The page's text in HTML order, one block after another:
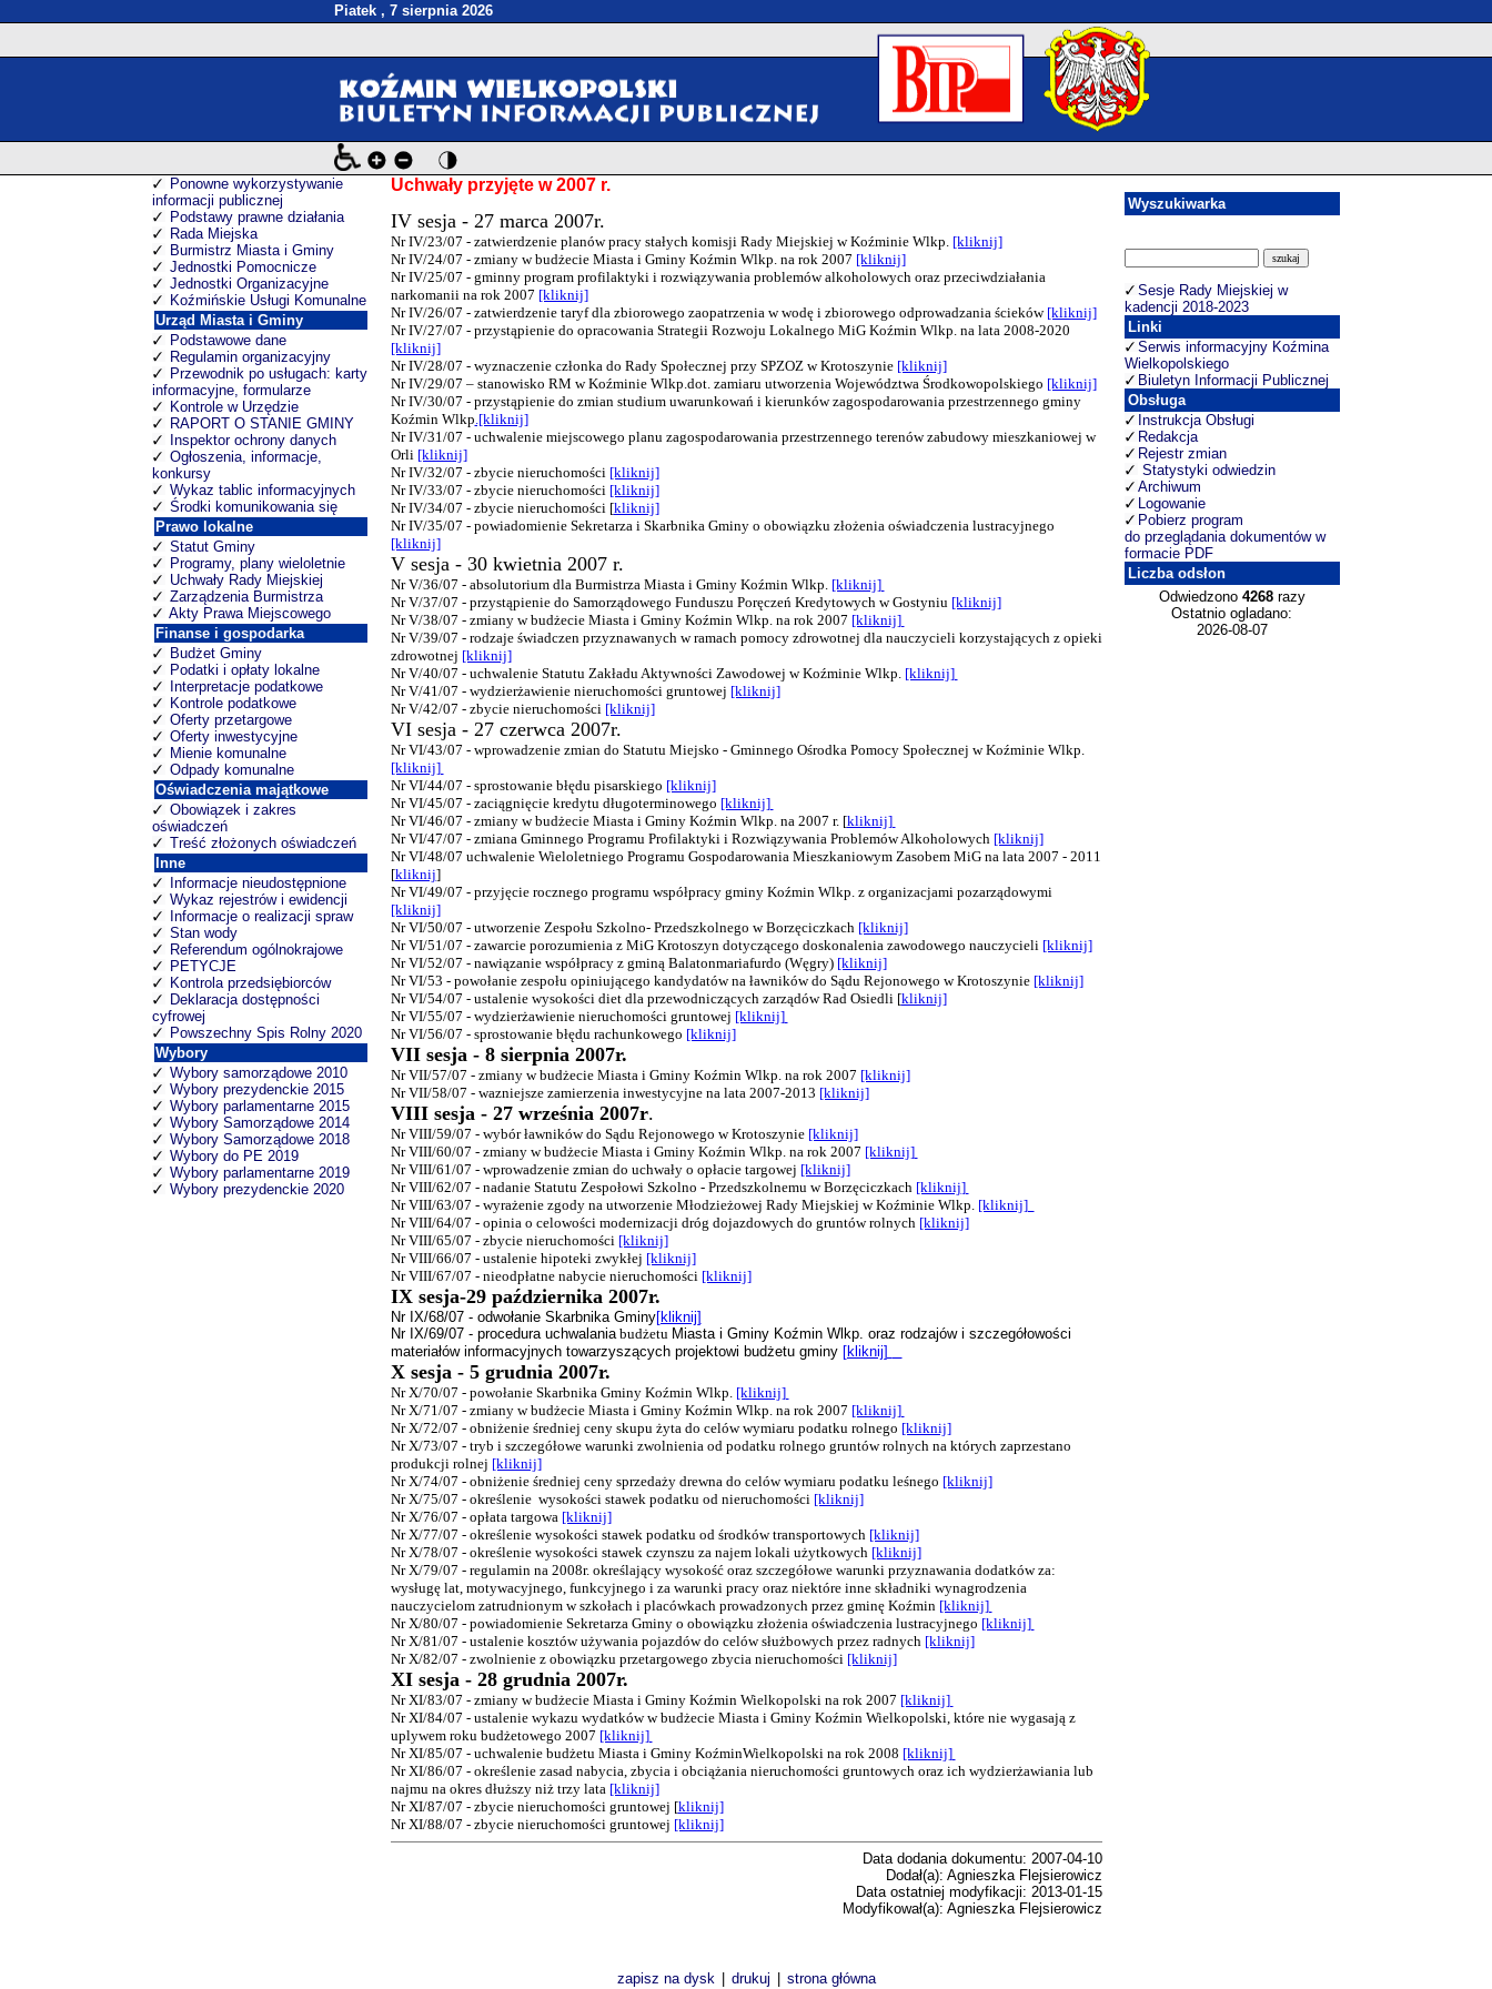
Piatek , 7 sierpnia 2026
Ponowne wykorzystywanie
informacji publicznej
Podstawy prawne działania
Rada Miejska
Burmistrz Miasta i Gminy
Jednostki Pomocnicze
Jednostki Organizacyjne
Koźmińskie Usługi Komunalne
Urząd Miasta i Gminy
Podstawowe dane
Regulamin organizacyjny
Przewodnik po usługach: karty
informacyjne, formularze
Kontrole w Urzędzie
RAPORT O STANIE GMINY
Inspektor ochrony danych
Ogłoszenia, informacje,
konkursy
Wykaz tablic informacyjnych
Środki komunikowania się
Prawo lokalne
Statut Gminy
Programy, plany wieloletnie
Uchwały Rady Miejskiej
Zarządzenia Burmistrza
Akty Prawa Miejscowego
Finanse i gospodarka
Budżet Gminy
Podatki i opłaty lokalne
Interpretacje podatkowe
Kontrole podatkowe
Oferty przetargowe
Oferty inwestycyjne
Mienie komunalne
Odpady komunalne
Oświadczenia majątkowe
Obowiązek i zakres
oświadczeń
Treść złożonych oświadczeń
Inne
Informacje nieudostępnione
Wykaz rejestrów i ewidencji
Informacje o realizacji spraw
Stan wody
Referendum ogólnokrajowe
PETYCJE
Kontrola przedsiębiorców
Deklaracja dostępności
cyfrowej
Powszechny Spis Rolny 2020
Wybory
Wybory samorządowe 2010
Wybory prezydenckie 2015
Wybory parlamentarne 2015
Wybory Samorządowe 2014
Wybory Samorządowe 2018
Wybory do PE 2019
Wybory parlamentarne 2019
Wybory prezydenckie 2020
Uchwały przyjęte w 2007 r.
IV sesja - 27 marca 2007r.
Nr IV/23/07 - zatwierdzenie planów pracy stałych komisji Rady Miejskiej w Koźminie Wlkp. [kliknij]
Nr IV/24/07 - zmiany w budżecie Miasta i Gminy Koźmin Wlkp. na rok 2007 [kliknij]
Nr IV/25/07 - gminny program profilaktyki i rozwiązywania problemów alkoholowych oraz przeciwdziałania
narkomanii na rok 2007 [kliknij]
Nr IV/26/07 - zatwierdzenie taryf dla zbiorowego zaopatrzenia w wodę i zbiorowego odprowadzania ścieków [kliknij]
Nr IV/27/07 - przystąpienie do opracowania Strategii Rozwoju Lokalnego MiG Koźmin Wlkp. na lata 2008-2020
[kliknij]
Nr IV/28/07 - wyznaczenie członka do Rady Społecznej przy SPZOZ w Krotoszynie [kliknij]
Nr IV/29/07 – stanowisko RM w Koźminie Wlkp.dot. zamiaru utworzenia Województwa Środkowopolskiego [kliknij]
Nr IV/30/07 - przystąpienie do zmian studium uwarunkowań i kierunków zagospodarowania przestrzennego gminy
Koźmin Wlkp.[kliknij]
Nr IV/31/07 - uchwalenie miejscowego planu zagospodarowania przestrzennego terenów zabudowy mieszkaniowej w
Orli [kliknij]
Nr IV/32/07 - zbycie nieruchomości [kliknij]
Nr IV/33/07 - zbycie nieruchomości [kliknij]
Nr IV/34/07 - zbycie nieruchomości [kliknij]
Nr IV/35/07 - powiadomienie Sekretarza i Skarbnika Gminy o obowiązku złożenia oświadczenia lustracyjnego
[kliknij]
V sesja - 30 kwietnia 2007 r.
Nr V/36/07 - absolutorium dla Burmistrza Miasta i Gminy Koźmin Wlkp. [kliknij]
Nr V/37/07 - przystąpienie do Samorządowego Funduszu Poręczeń Kredytowych w Gostyniu [kliknij]
Nr V/38/07 - zmiany w budżecie Miasta i Gminy Koźmin Wlkp. na rok 2007 [kliknij]
Nr V/39/07 - rodzaje świadczen przyznawanych w ramach pomocy zdrowotnej dla nauczycieli korzystających z opieki
zdrowotnej [kliknij]
Nr V/40/07 - uchwalenie Statutu Zakładu Aktywności Zawodowej w Koźminie Wlkp. [kliknij]
Nr V/41/07 - wydzierżawienie nieruchomości gruntowej [kliknij]
Nr V/42/07 - zbycie nieruchomości [kliknij]
VI sesja - 27 czerwca 2007r.
Nr VI/43/07 - wprowadzenie zmian do Statutu Miejsko - Gminnego Ośrodka Pomocy Społecznej w Koźminie Wlkp.
[kliknij]
Nr VI/44/07 - sprostowanie błędu pisarskiego [kliknij]
Nr VI/45/07 - zaciągnięcie kredytu długoterminowego [kliknij]
Nr VI/46/07 - zmiany w budżecie Miasta i Gminy Koźmin Wlkp. na 2007 r. [kliknij]
Nr VI/47/07 - zmiana Gminnego Programu Profilaktyki i Rozwiązywania Problemów Alkoholowych [kliknij]
Nr VI/48/07 uchwalenie Wieloletniego Programu Gospodarowania Mieszkaniowym Zasobem MiG na lata 2007 - 2011
[kliknij]
Nr VI/49/07 - przyjęcie rocznego programu współpracy gminy Koźmin Wlkp. z organizacjami pozarządowymi
[kliknij]
Nr VI/50/07 - utworzenie Zespołu Szkolno- Przedszkolnego w Borzęciczkach [kliknij]
Nr VI/51/07 - zawarcie porozumienia z MiG Krotoszyn dotyczącego doskonalenia zawodowego nauczycieli [kliknij]
Nr VI/52/07 - nawiązanie współpracy z gminą Balatonmariafurdo (Węgry) [kliknij]
Nr VI/53 - powołanie zespołu opiniującego kandydatów na ławników do Sądu Rejonowego w Krotoszynie [kliknij]
Nr VI/54/07 - ustalenie wysokości diet dla przewodniczących zarządów Rad Osiedli [kliknij]
Nr VI/55/07 - wydzierżawienie nieruchomości gruntowej [kliknij]
Nr VI/56/07 - sprostowanie błędu rachunkowego [kliknij]
VII sesja - 8 sierpnia 2007r.
Nr VII/57/07 - zmiany w budżecie Miasta i Gminy Koźmin Wlkp. na rok 2007 [kliknij]
Nr VII/58/07 - wazniejsze zamierzenia inwestycyjne na lata 2007-2013 [kliknij]
VIII sesja - 27 września 2007r.
Nr VIII/59/07 - wybór ławników do Sądu Rejonowego w Krotoszynie [kliknij]
Nr VIII/60/07 - zmiany w budżecie Miasta i Gminy Koźmin Wlkp. na rok 2007 [kliknij]
Nr VIII/61/07 - wprowadzenie zmian do uchwały o opłacie targowej [kliknij]
Nr VIII/62/07 - nadanie Statutu Zespołowi Szkolno - Przedszkolnemu w Borzęciczkach [kliknij]
Nr VIII/63/07 - wyrażenie zgody na utworzenie Młodzieżowej Rady Miejskiej w Koźminie Wlkp. [kliknij]
Nr VIII/64/07 - opinia o celowości modernizacji dróg dojazdowych do gruntów rolnych [kliknij]
Nr VIII/65/07 - zbycie nieruchomości [kliknij]
Nr VIII/66/07 - ustalenie hipoteki zwykłej [kliknij]
Nr VIII/67/07 - nieodpłatne nabycie nieruchomości [kliknij]
IX sesja-29 października 2007r.
Nr IX/68/07 - odwołanie Skarbnika Gminy[kliknij]
Nr IX/69/07 - procedura uchwalaniabudżetu Miasta i Gminy Koźmin Wlkp. oraz rodzajów i szczegółowości
materiałów informacyjnych towarzyszących projektowi budżetu gminy [kliknij]
X sesja - 5 grudnia 2007r.
Nr X/70/07 - powołanie Skarbnika Gminy Koźmin Wlkp. [kliknij]
Nr X/71/07 - zmiany w budżecie Miasta i Gminy Koźmin Wlkp. na rok 2007 [kliknij]
Nr X/72/07 - obniżenie średniej ceny skupu żyta do celów wymiaru podatku rolnego [kliknij]
Nr X/73/07 - tryb i szczegółowe warunki zwolnienia od podatku rolnego gruntów rolnych na których zaprzestano
produkcji rolnej [kliknij]
Nr X/74/07 - obniżenie średniej ceny sprzedaży drewna do celów wymiaru podatku leśnego [kliknij]
Nr X/75/07 - określenie wysokości stawek podatku od nieruchomości [kliknij]
Nr X/76/07 - opłata targowa [kliknij]
Nr X/77/07 - określenie wysokości stawek podatku od środków transportowych [kliknij]
Nr X/78/07 - określenie wysokości stawek czynszu za najem lokali użytkowych [kliknij]
Nr X/79/07 - regulamin na 2008r. określający wysokość oraz szczegółowe warunki przyznawania dodatków za:
wysługę lat, motywacyjnego, funkcyjnego i za warunki pracy oraz niektóre inne składniki wynagrodzenia
nauczycielom zatrudnionym w szkołach i placówkach prowadzonych przez gminę Koźmin [kliknij]
Nr X/80/07 - powiadomienie Sekretarza Gminy o obowiązku złożenia oświadczenia lustracyjnego [kliknij]
Nr X/81/07 - ustalenie kosztów używania pojazdów do celów służbowych przez radnych [kliknij]
Nr X/82/07 - zwolnienie z obowiązku przetargowego zbycia nieruchomości [kliknij]
XI sesja - 28 grudnia 2007r.
Nr XI/83/07 - zmiany w budżecie Miasta i Gminy Koźmin Wielkopolski na rok 2007 [kliknij]
Nr XI/84/07 - ustalenie wykazu wydatków w budżecie Miasta i Gminy Koźmin Wielkopolski, które nie wygasają z
uplywem roku budżetowego 2007 [kliknij]
Nr XI/85/07 - uchwalenie budżetu Miasta i Gminy KoźminWielkopolski na rok 2008 [kliknij]
Nr XI/86/07 - określenie zasad nabycia, zbycia i obciążania nieruchomości gruntowych oraz ich wydzierżawiania lub
najmu na okres dłuższy niż trzy lata [kliknij]
Nr XI/87/07 - zbycie nieruchomości gruntowej [kliknij]
Nr XI/88/07 - zbycie nieruchomości gruntowej [kliknij]
Data dodania dokumentu: 2007-04-10
Dodał(a): Agnieszka Flejsierowicz
Data ostatniej modyfikacji: 2013-01-15
Modyfikował(a): Agnieszka Flejsierowicz
zapisz na dysk drukuj strona główna
Wyszukiwarka
Sesje Rady Miejskiej w
kadencji 2018-2023
Linki
Serwis informacyjny Koźmina
Wielkopolskiego
Biuletyn Informacji Publicznej
Obsługa
Instrukcja Obsługi
Redakcja
Rejestr zmian
Statystyki odwiedzin
Archiwum
Logowanie
Pobierz program
do przeglądania dokumentów w
formacie PDF
Liczba odsłon
Odwiedzono 4268razy
Ostatnio ogladano:
2026-08-07